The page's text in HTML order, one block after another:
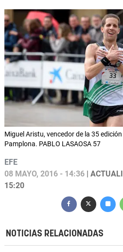
Miguel Aristu, vencedor de la 35
Pamplona. PABLO LASAOSA 57
EFE
08 MAYO, 2016 - 14:36 |
15:20
NOTICIAS RELACIONADAS